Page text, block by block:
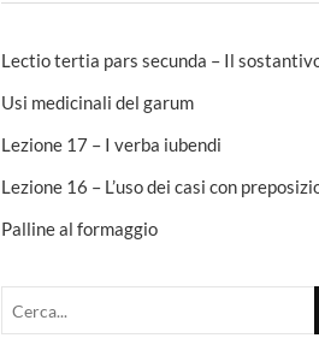
oenogarum oxygarum pesce tipi
Lectio tertia pars secunda – Il
Usi medicinali del garum
Lezione 17 – I verba iubendi
Lezione 16 – L’uso dei casi con
Palline al formaggio